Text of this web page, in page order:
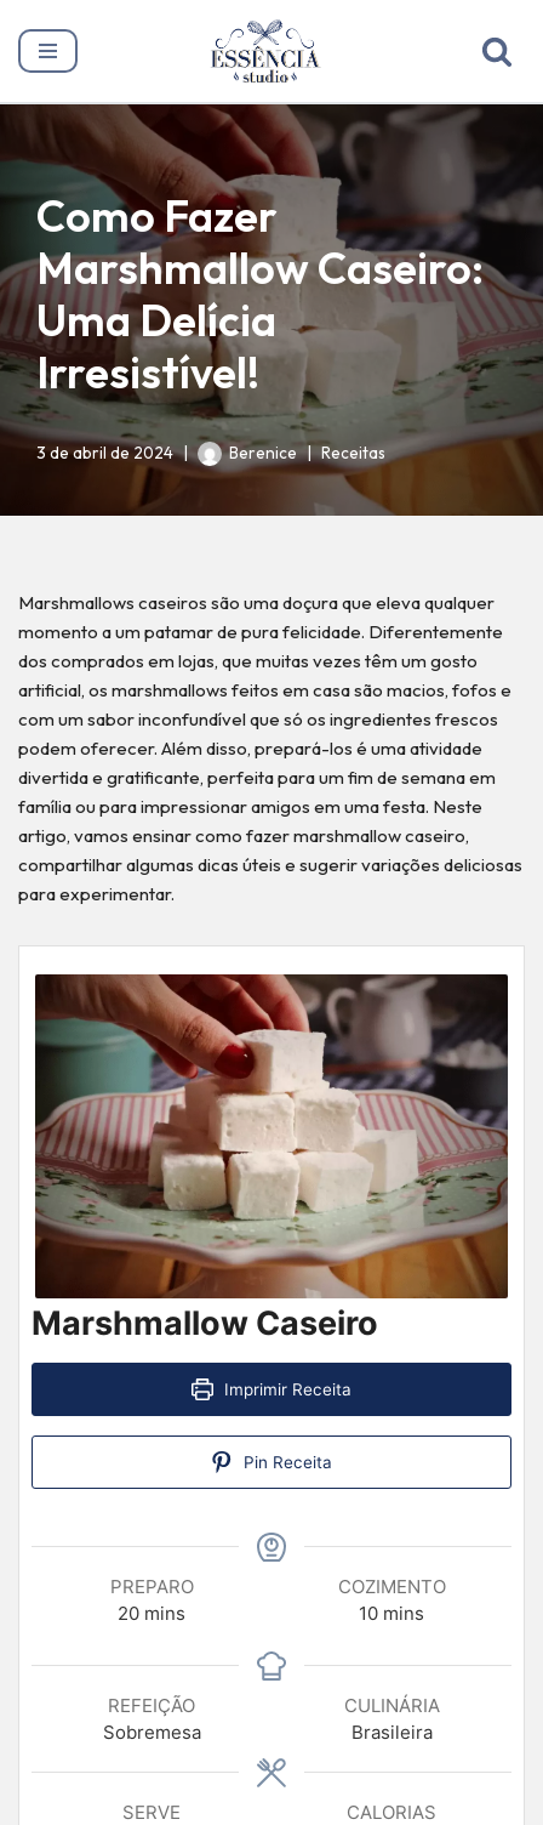
Pular
Como Fazer
Marshmallow Caseiro:
Uma Delícia
Irresistível!
3 de abril de 2024 Berenice Receitas
Marshmallows caseiros são uma doçura que eleva qualquer
momento a um patamar de pura felicidade. Diferentemente
dos comprados em lojas, que muitas vezes têm um gosto
artificial, os marshmallows feitos em casa são macios, fofos e
com um sabor inconfundível que só os ingredientes frescos
podem oferecer. Além disso, prepará-los é uma atividade
divertida e gratificante, perfeita para um fim de semana em
família ou para impressionar amigos em uma festa. Neste
artigo, vamos ensinar como fazer marshmallow caseiro,
compartilhar algumas dicas úteis e sugerir variações deliciosas
para experimentar.
Marshmallow Caseiro
Imprimir Receita
Pin Receita
PREPARO
20 mins
COZIMENTO
10 mins
REFEIÇÃO
Sobremesa
CULINÁRIA
Brasileira
SERVE
CALORIAS